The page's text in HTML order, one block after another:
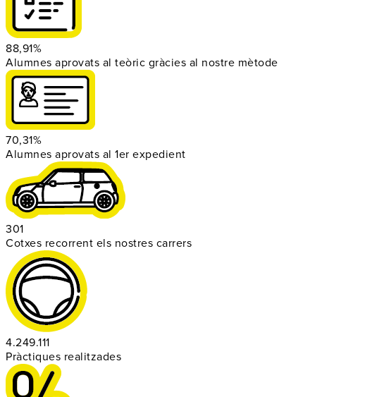
88,91%
Alumnes aprovats al teòric gràcies al nostre mètode
70,31%
Alumnes aprovats al 1er expedient
301
Cotxes recorrent els nostres carrers
4.249.111
Pràctiques realitzades